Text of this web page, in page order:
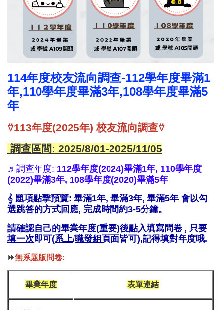
114年度校友流向調查-112學年度畢滿1
年,110學年度畢滿3年,108學年度畢滿5
年
⍢113年度(2025年) 校友流向調查⍢
調查區間: 2025/8/01-2025/11/05
♬調查年度: 112學年度(2024)畢滿1年, 110學年度
(2022)畢滿3年, 108學年度(2020)畢滿5年
𝄞 題項點擊預覽: 畢滿1年, 畢滿3年, 畢滿5年 會以勾
選跳答的方式回應, 完成時間約3-5分鐘。
請確認自己的畢業年度(重要)後點入填寫問卷 , 只要
填一次即可(系上/職發組頁面皆可),記得填對年度哦.
⏩無系題版問卷:
畢業年度 表單連結